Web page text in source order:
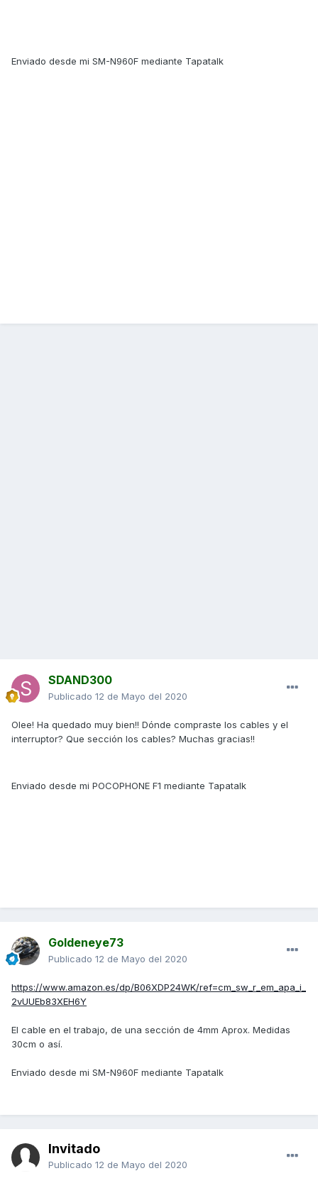
Enviado desde mi SM-N960F mediante Tapatalk
SDAND300
Publicado 12 de Mayo del 2020
Olee! Ha quedado muy bien!! Dónde compraste los cables y el
interruptor? Que sección los cables? Muchas gracias!!
Enviado desde mi POCOPHONE F1 mediante Tapatalk
Goldeneye73
Publicado 12 de Mayo del 2020
https://www.amazon.es/dp/B06XDP24WK/ref=cm_sw_r_em_apa_i_
2vUUEb83XEH6Y
El cable en el trabajo, de una sección de 4mm Aprox. Medidas
30cm o así.
Enviado desde mi SM-N960F mediante Tapatalk
Invitado
Publicado 12 de Mayo del 2020